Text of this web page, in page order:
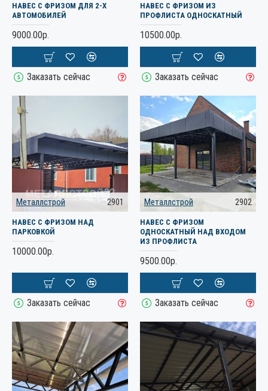
НАВЕС С ФРИЗОМ ДЛЯ 2-Х
АВТОМОБИЛЕЙ
9000.00р.
Заказать сейчас
НАВЕС С ФРИЗОМ ИЗ
ПРОФЛИСТА ОДНОСКАТНЫЙ
10500.00р.
Заказать сейчас
Металлстрой 2901
НАВЕС С ФРИЗОМ НАД
ПАРКОВКОЙ
10000.00р.
Заказать сейчас
Металлстрой 2902
НАВЕС С ФРИЗОМ
ОДНОСКАТНЫЙ НАД ВХОДОМ
ИЗ ПРОФЛИСТА
9500.00р.
Заказать сейчас